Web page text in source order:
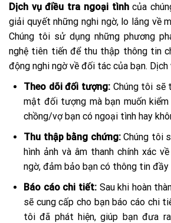
Dịch vụ điều tra ngoại tìnhcủa
giải quyết những nghi ngờ, lo lắng về
Chúng tôi sử dụng những phương
nghệ tiên tiến để thu thập thông tin
động nghi ngờ về đối tác của bạn. Dịch
Theo dõi đối tượng:Chúng tôi sẽ
mật đối tượng mà bạn muốn
chồng/vợ bạn có ngoại tình hay
Thu thập bằng chứng: Chúng tôi
hình ảnh và âm thanh chính xác
ngờ, đảm bảo bạn có thông tin đầy
Báo cáo chi tiết:Sau khi hoàn
sẽ cung cấp cho bạn báo cáo chi
tôi đã phát hiện, giúp bạn đưa